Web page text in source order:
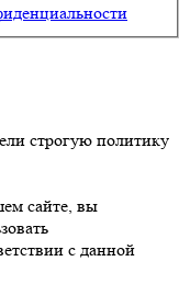
строгую политику
сайте, вы
с данной